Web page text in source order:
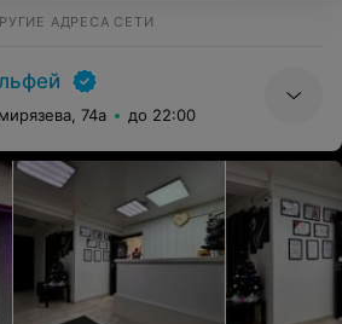
АДРЕСА СЕТИ
74а до 22:00